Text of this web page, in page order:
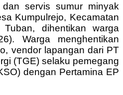
servis sumur minyak
Kumpulrejo, Kecamatan
Tuban, dihentikan warga
Warga menghentikan
vendor lapangan dari PT
(TGE) selaku pemegang
dengan Pertamina EP